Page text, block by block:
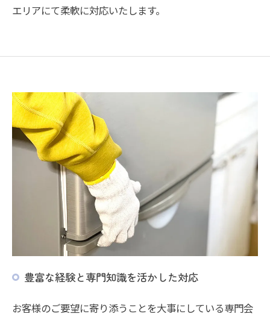
エリアにて柔軟に対応いたします。
豊富な経験と専門知識を活かした対応
お客様のご要望に寄り添うことを大事にしている専門会